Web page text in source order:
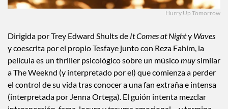
Hurry Up Tomorrow
Dirigida por Trey Edward Shults de It Comes at Nighty Waves
y coescrita por el propio Tesfaye junto con Reza Fahim, la
película es un thriller psicológico sobre un músicomuysimilar
a The Weeknd (y interpretado por el) que comienza a perder
el control de su vida tras conocer a una fan extraña e intensa
(interpretada por Jenna Ortega). El guión intenta mezclar